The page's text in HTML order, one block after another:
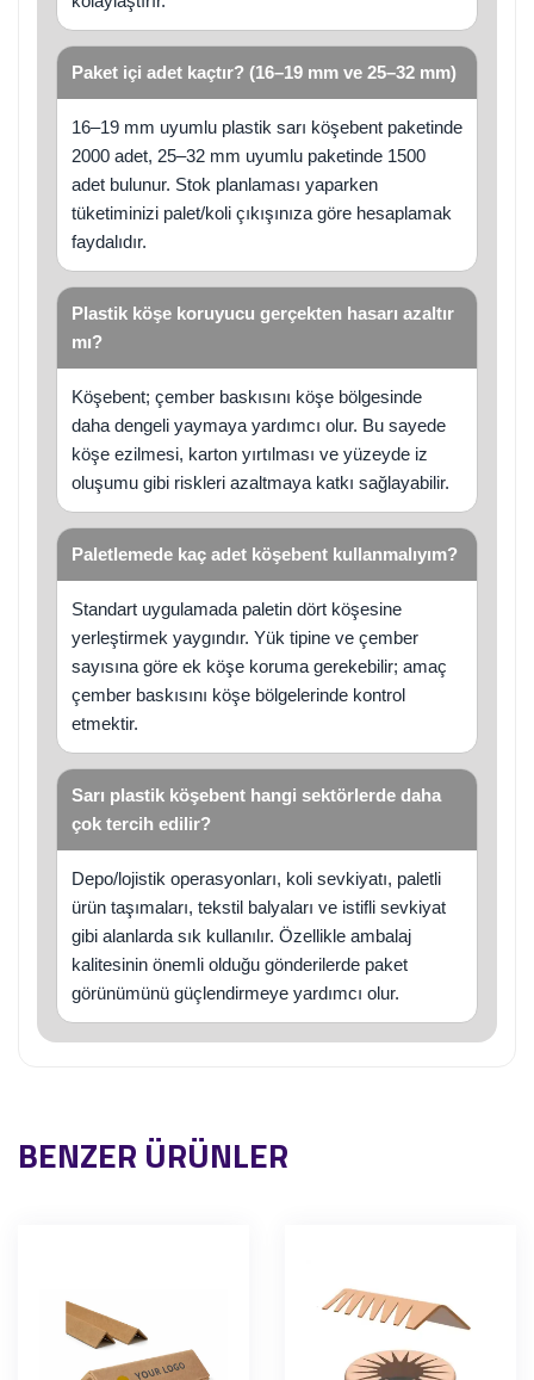
Paket içi adet kaçtır? (16–19 mm ve 25–32 mm)
16–19 mm uyumlu plastik sarı köşebent paketinde
2000 adet, 25–32 mm uyumlu paketinde 1500
adet bulunur. Stok planlaması yaparken
tüketiminizi palet/koli çıkışınıza göre hesaplamak
faydalıdır.
Plastik köşe koruyucu gerçekten hasarı azaltır
mı?
Köşebent; çember baskısını köşe bölgesinde
daha dengeli yaymaya yardımcı olur. Bu sayede
köşe ezilmesi, karton yırtılması ve yüzeyde iz
oluşumu gibi riskleri azaltmaya katkı sağlayabilir.
Paletlemede kaç adet köşebent kullanmalıyım?
Standart uygulamada paletin dört köşesine
yerleştirmek yaygındır. Yük tipine ve çember
sayısına göre ek köşe koruma gerekebilir; amaç
çember baskısını köşe bölgelerinde kontrol
etmektir.
Sarı plastik köşebent hangi sektörlerde daha
çok tercih edilir?
Depo/lojistik operasyonları, koli sevkiyatı, paletli
ürün taşımaları, tekstil balyaları ve istifli sevkiyat
gibi alanlarda sık kullanılır. Özellikle ambalaj
kalitesinin önemli olduğu gönderilerde paket
görünümünü güçlendirmeye yardımcı olur.
BENZER ÜRÜNLER